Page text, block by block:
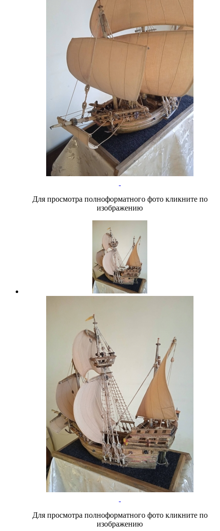
Для просмотра полноформатного фото кликните по
изображению
Для просмотра полноформатного фото кликните по
изображению